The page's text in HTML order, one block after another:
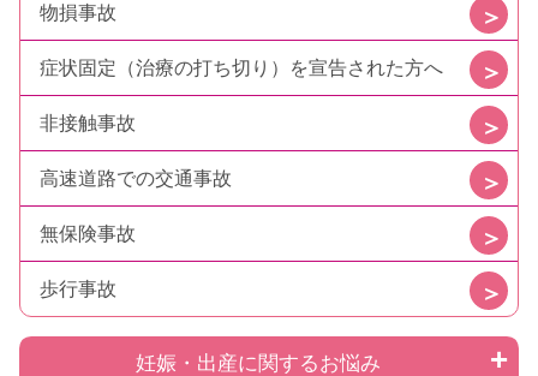
物損事故
症状固定（治療の打ち切り）を宣告された方へ
非接触事故
高速道路での交通事故
無保険事故
歩行事故
妊娠・出産に関するお悩み